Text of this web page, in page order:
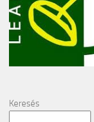
Keresés